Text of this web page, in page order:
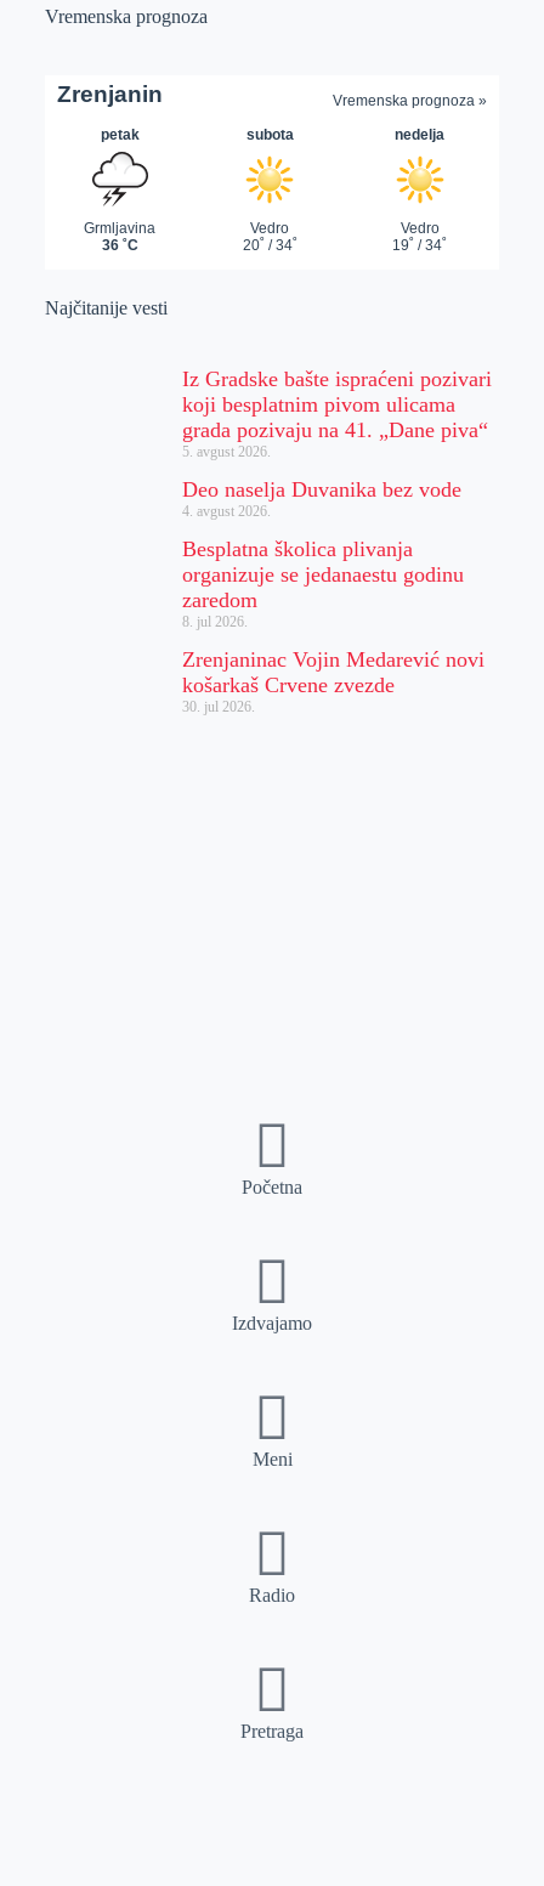
Vremenska prognoza
Najčitanije vesti
Iz Gradske bašte ispraćeni pozivari
koji besplatnim pivom ulicama
grada pozivaju na 41. „Dane piva“
5. avgust 2026.
Deo naselja Duvanika bez vode
4. avgust 2026.
Besplatna školica plivanja
organizuje se jedanaestu godinu
zaredom
8. jul 2026.
Zrenjaninac Vojin Medarević novi
košarkaš Crvene zvezde
30. jul 2026.
Početna
Izdvajamo
Meni
Radio
Pretraga